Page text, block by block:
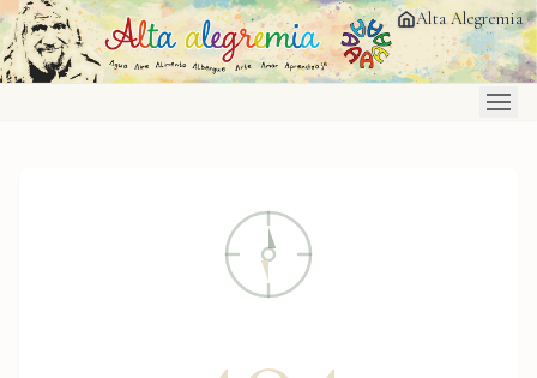
Saltar al contenido principal Alta Alegremia